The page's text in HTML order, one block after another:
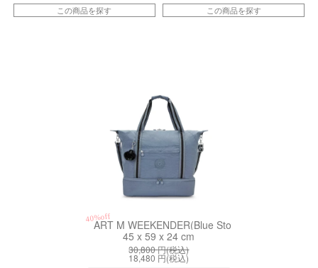
この商品を探す この商品を探す
40%off
ART M WEEKENDER(Blue Stone)
45 x 59 x 24 cm
30,800円(税込)
18,480 円(税込)